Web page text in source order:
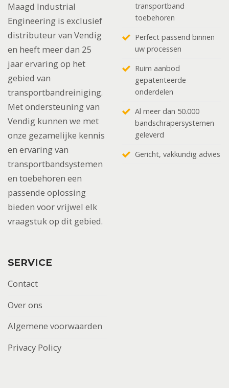
Maagd Industrial
Engineering is exclusief
distributeur van Vendig
en heeft meer dan 25
jaar ervaring op het
gebied van
transportbandreiniging.
Met ondersteuning van
Vendig kunnen we met
onze gezamelijke kennis
en ervaring van
transportbandsystemen
en toebehoren een
passende oplossing
bieden voor vrijwel elk
vraagstuk op dit gebied.
transportband
toebehoren
Perfect passend binnen
uw processen
Ruim aanbod
gepatenteerde
onderdelen
Al meer dan 50.000
bandschrapersystemen
geleverd
Gericht, vakkundig advies
SERVICE
Contact
Over ons
Algemene voorwaarden
Privacy Policy